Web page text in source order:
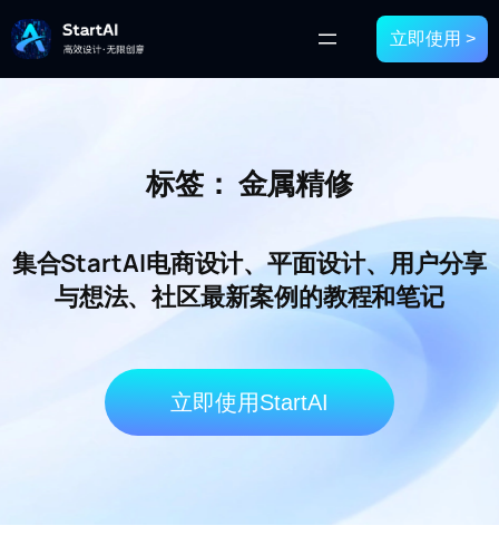
立即使用 >
标签： 金属精修
集合StartAI电商设计、平面设计、用户分享
与想法、社区最新案例的教程和笔记
立即使用StartAI